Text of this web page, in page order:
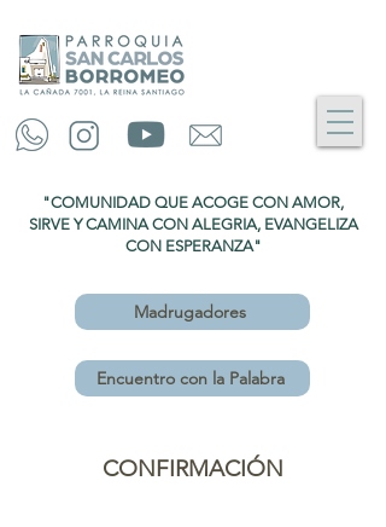
"COMUNIDAD QUE ACOGE CON AMOR,
SIRVE Y CAMINA CON ALEGRIA, EVANGELIZA
CON ESPERANZA"
Madrugadores
Encuentro con la Palabra
CONFIRMACIÓN